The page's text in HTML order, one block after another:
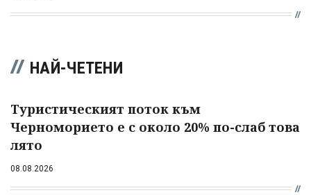
НАЙ-ЧЕТЕНИ
Туристическият поток към
Черноморието е с около 20% по-слаб това
лято
08.08.2026